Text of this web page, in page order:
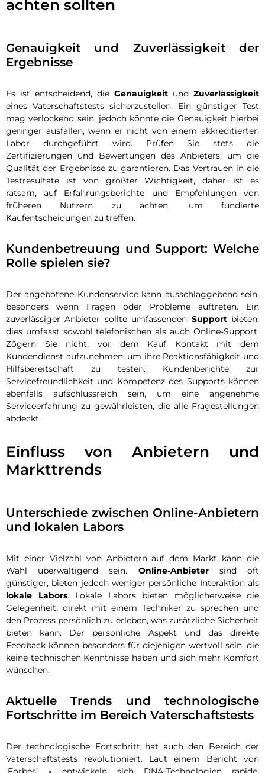
achten sollten
Genauigkeit und Zuverlässigkeit der
Ergebnisse
Es ist entscheidend, die Genauigkeit und Zuverlässigkeit
eines Vaterschaftstests sicherzustellen. Ein günstiger Test
mag verlockend sein, jedoch könnte die Genauigkeit hierbei
geringer ausfallen, wenn er nicht von einem akkreditierten
Labor durchgeführt wird. Prüfen Sie stets die
Zertifizierungen und Bewertungen des Anbieters, um die
Qualität der Ergebnisse zu garantieren. Das Vertrauen in die
Testresultate ist von größter Wichtigkeit, daher ist es
ratsam, auf Erfahrungsberichte und Empfehlungen von
früheren Nutzern zu achten, um fundierte
Kaufentscheidungen zu treffen.
Kundenbetreuung und Support: Welche
Rolle spielen sie?
Der angebotene Kundenservice kann ausschlaggebend sein,
besonders wenn Fragen oder Probleme auftreten. Ein
zuverlässiger Anbieter sollte umfassenden Supportbieten;
dies umfasst sowohl telefonischen als auch Online-Support.
Zögern Sie nicht, vor dem Kauf Kontakt mit dem
Kundendienst aufzunehmen, um ihre Reaktionsfähigkeit und
Hilfsbereitschaft zu testen. Kundenberichte zur
Servicefreundlichkeit und Kompetenz des Supports können
ebenfalls aufschlussreich sein, um eine angenehme
Serviceerfahrung zu gewährleisten, die alle Fragestellungen
abdeckt.
Einfluss von Anbietern und
Markttrends
Unterschiede zwischen Online-Anbietern
und lokalen Labors
Mit einer Vielzahl von Anbietern auf dem Markt kann die
Wahl überwältigend sein. Online-Anbietersind oft
günstiger, bieten jedoch weniger persönliche Interaktion als
lokale Labors. Lokale Labors bieten möglicherweise die
Gelegenheit, direkt mit einem Techniker zu sprechen und
den Prozess persönlich zu erleben, was zusätzliche Sicherheit
bieten kann. Der persönliche Aspekt und das direkte
Feedback können besonders für diejenigen wertvoll sein, die
keine technischen Kenntnisse haben und sich mehr Komfort
wünschen.
Aktuelle Trends und technologische
Fortschritte im Bereich Vaterschaftstests
Der technologische Fortschritt hat auch den Bereich der
Vaterschaftstests revolutioniert. Laut einem Bericht von